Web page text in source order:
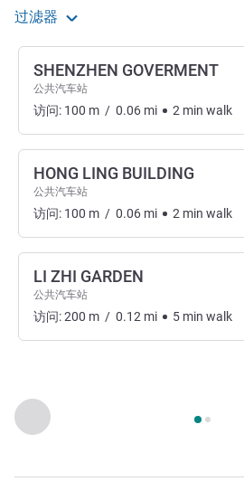
过滤器
上一个 - 出入和交通
第 页，共
SHENZHEN GOVERMENT
公共汽车站
访问: 100 m / 0.06 mi 2 min walk
HONG LING BUILDING
公共汽车站
访问: 100 m / 0.06 mi 2 min walk
LI ZHI GARDEN
公共汽车站
访问:200 m / 0.12 mi 5 min walk